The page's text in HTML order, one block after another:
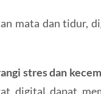
mata dan tidur,
stres dan
digital dapat